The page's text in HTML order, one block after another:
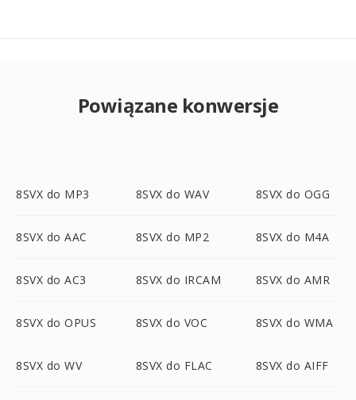
Powiązane konwersje
8SVX do MP3 8SVX do WAV 8SVX do OGG
8SVX do AAC 8SVX do MP2 8SVX do M4A
8SVX do AC3 8SVX do IRCAM 8SVX do AMR
8SVX do OPUS 8SVX do VOC 8SVX do WMA
8SVX do WV 8SVX do FLAC 8SVX do AIFF